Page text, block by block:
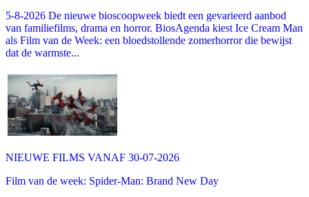
5-8-2026 De nieuwe bioscoopweek biedt een gevarieerd aanbod
van familiefilms, drama en horror. BiosAgenda kiest Ice Cream Man
als Film van de Week: een bloedstollende zomerhorror die bewijst
dat de warmste...
NIEUWE FILMS VANAF 30-07-2026
Film van de week: Spider-Man: Brand New Day